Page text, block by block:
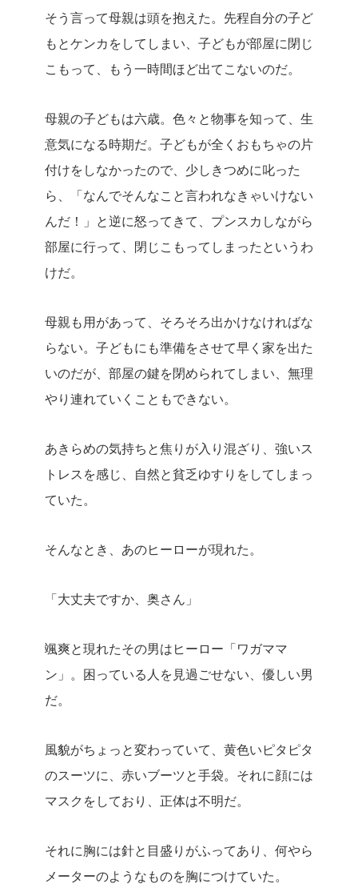
そう言って母親は頭を抱えた。先程自分の子ど
もとケンカをしてしまい、子どもが部屋に閉じ
こもって、もう一時間ほど出てこないのだ。
母親の子どもは六歳。色々と物事を知って、生
意気になる時期だ。子どもが全くおもちゃの片
付けをしなかったので、少しきつめに叱った
ら、「なんでそんなこと言われなきゃいけない
んだ！」と逆に怒ってきて、プンスカしながら
部屋に行って、閉じこもってしまったというわ
けだ。
母親も用があって、そろそろ出かけなければな
らない。子どもにも準備をさせて早く家を出た
いのだが、部屋の鍵を閉められてしまい、無理
やり連れていくこともできない。
あきらめの気持ちと焦りが入り混ざり、強いス
トレスを感じ、自然と貧乏ゆすりをしてしまっ
ていた。
そんなとき、あのヒーローが現れた。
「大丈夫ですか、奥さん」
颯爽と現れたその男はヒーロー「ワガママ
ン」。困っている人を見過ごせない、優しい男
だ。
風貌がちょっと変わっていて、黄色いピタピタ
のスーツに、赤いブーツと手袋。それに顔には
マスクをしており、正体は不明だ。
それに胸には針と目盛りがふってあり、何やら
メーターのようなものを胸につけていた。